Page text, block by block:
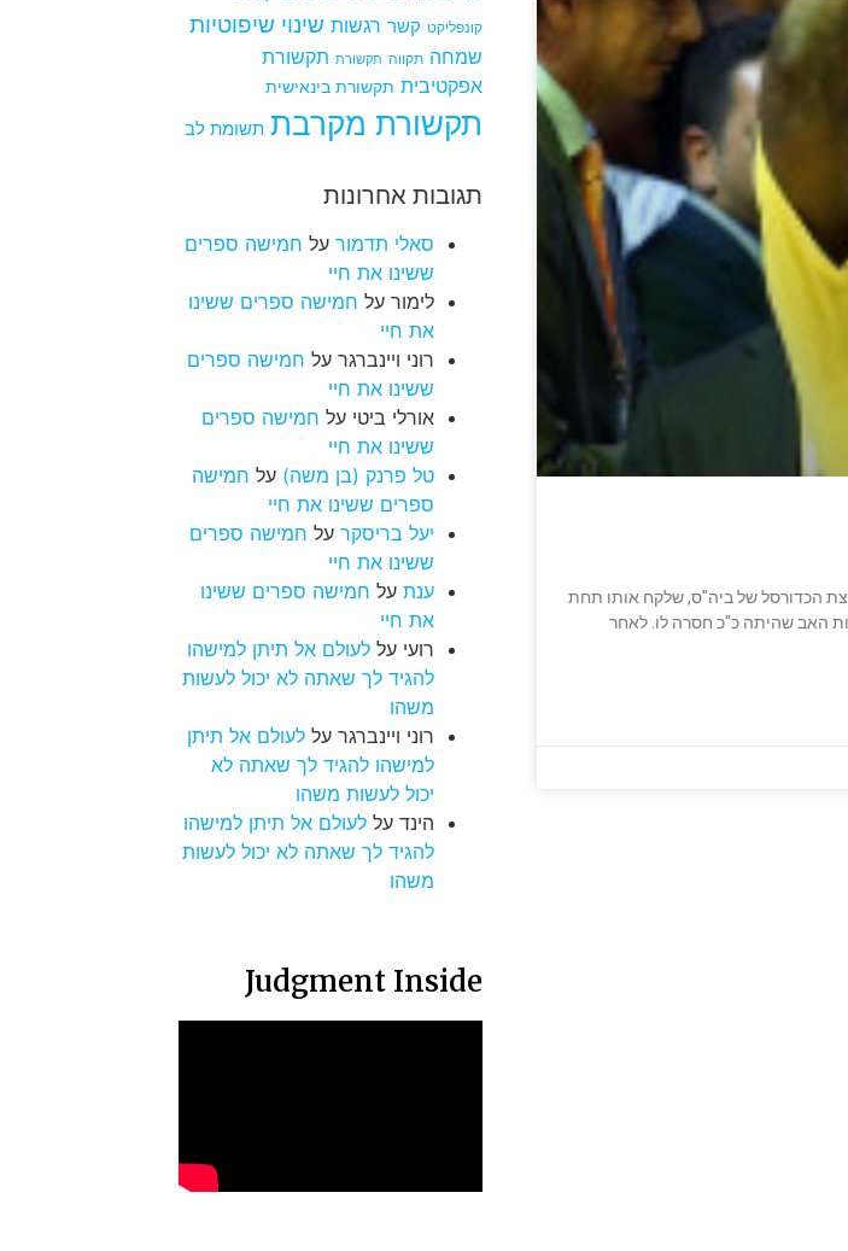
הכדורסל של ביה"ס, שלקח אותו תחת
האב שהיתה כ"כ חסרה לו. לאחר
קונפליקט קשר רגשות שינוי שיפוטיות
שמחה תקווה תקשורת תקשורת
אפקטיבית תקשורת בינאישית
תקשורת מקרבת תשומת לב
תגובות אחרונות
סאלי תדמור על חמישה ספרים
ששינו את חיי
לימור על חמישה ספרים ששינו
את חיי
רוני ויינברגר על חמישה ספרים
ששינו את חיי
אורלי ביטי על חמישה ספרים
ששינו את חיי
טל פרנק (בן משה) על חמישה
ספרים ששינו את חיי
יעל בריסקר על חמישה ספרים
ששינו את חיי
ענת על חמישה ספרים ששינו
את חיי
רועי עללעולם אל תיתן למישהו
להגיד לך שאתה לא יכול לעשות
משהו
רוני ויינברגר עללעולם אל תיתן
למישהו להגיד לך שאתה לא
יכול לעשות משהו
הינד עללעולם אל תיתן למישהו
להגיד לך שאתה לא יכול לעשות
משהו
Judgment Inside